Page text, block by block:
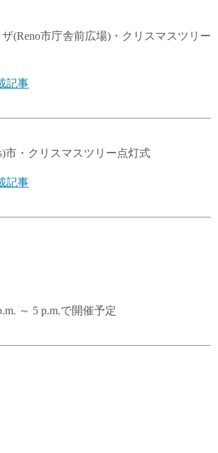
(Reno市庁舎前広場)・クリスマスツリー
記事
市・クリスマスツリー点灯式
記事
～ 5 p.m.で開催予定